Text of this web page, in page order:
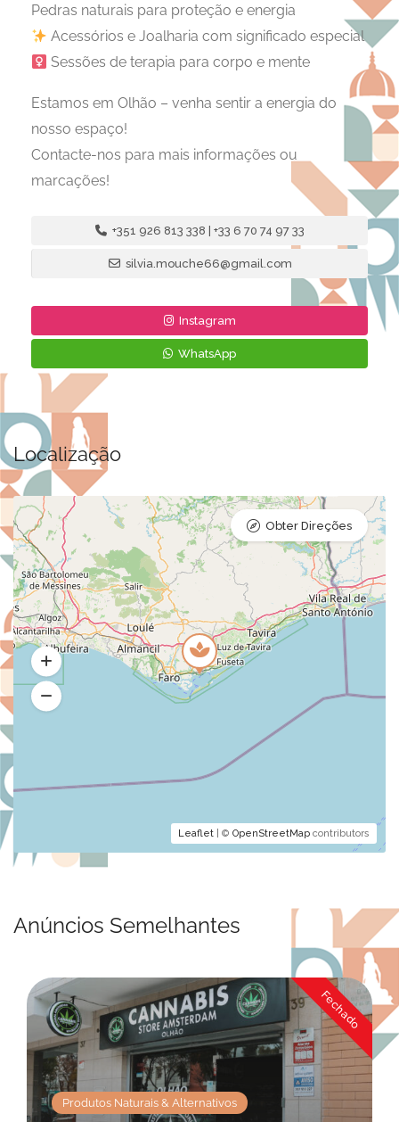
Pedras naturais para proteção e energia
Acessórios e Joalharia com significado especial
Sessões de terapia para corpo e mente
Estamos em Olhão – venha sentir a energia do
nosso espaço!
Contacte-nos para mais informações ou
marcações!
+351 926 813 338 | +33 6 70 74 97 33
silvia.mouche66@gmail.com
Instagram
WhatsApp
Localização
Leaflet | © OpenStreetMap contributors
Obter Direções
Anúncios Semelhantes
Fechado
Beleza & Cuidado Pessoal